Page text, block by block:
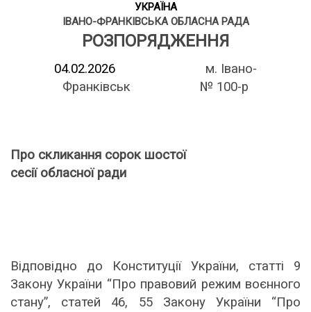
УКРАЇНА
ІВАНО-ФРАНКІВСЬКА ОБЛАСНА РАДА
РОЗПОРЯДЖЕННЯ
04.02.2026
м. Івано-
Франківськ
№ 100-р
Про скликання сорок шостої
сесії обласної ради
Відповідно до Конституції України, статті 9
Закону України “Про правовий режим воєнного
стану”, статей 46, 55 Закону України “Про